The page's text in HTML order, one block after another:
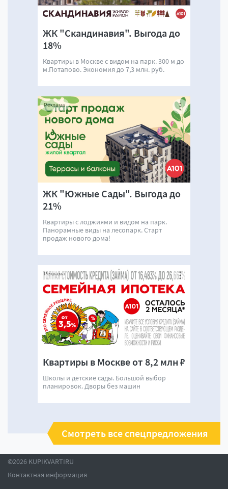
ЖК "Скандинавия". Выгода до
18%
Квартиры в Москве с видом на парк. 300 м до
м.Потапово. Экономия до 7,3 млн. руб.
ЖК "Южные Сады". Выгода до
21%
Квартиры с лоджиями и видом на парк.
Панорамные виды на лесопарк. Старт
продаж нового дома!
Реклама
Квартиры в Москве от 8,2 млн ₽
Школы и детские сады. Большой выбор
планировок. Дворы без машин
Реклама
Смотреть все спецпредложения
©2026 KUPIKVARTIRU
Контактная информация